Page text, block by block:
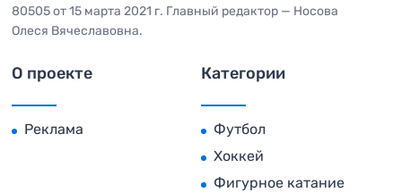
80505 от 15 марта 2021 г. Главный редактор — Носова
Олеся Вячеславовна.
О проекте
Реклама
Категории
Футбол
Хоккей
Фигурное катание